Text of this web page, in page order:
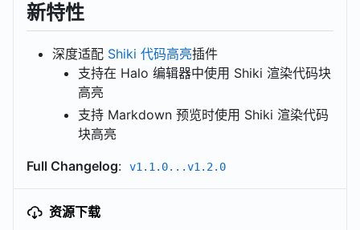
新特性
深度适配 Shiki 代码高亮插件
支持在 Halo 编辑器中使用 Shiki 渲染代码块
高亮
支持 Markdown 预览时使用 Shiki 渲染代码
块高亮
Full Changelog: v1.1.0...v1.2.0
资源下载